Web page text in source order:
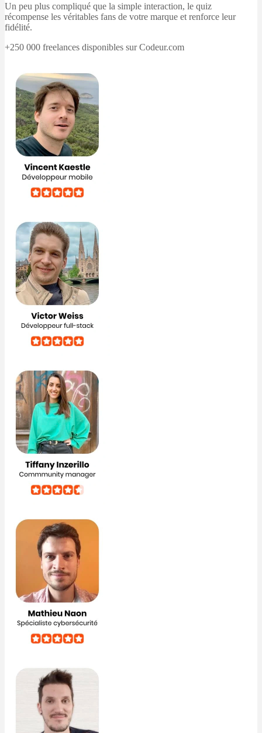
Un peu plus compliqué que la simple interaction, le quiz
récompense les véritables fans de votre marque et renforce leur
fidélité.
+250 000 freelances disponibles sur Codeur.com